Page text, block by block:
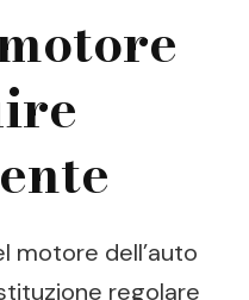
motore dell’auto
regolare